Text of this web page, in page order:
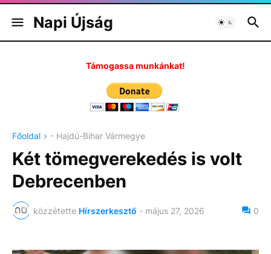
Napi Újság
Támogassa munkánkat!
Főoldal - Hajdú-Bihar Vármegye
Két tömegverekedés is volt
Debrecenben
közzétette Hírszerkesztő - május 27, 2026 0